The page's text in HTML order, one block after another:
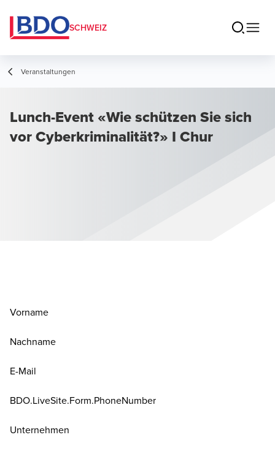
SCHWEIZ
Veranstaltungen
Lunch-Event «Wie schützen Sie sich
vor Cyberkriminalität?» I Chur
Vorname
Nachname
E-Mail
BDO.LiveSite.Form.PhoneNumber
Unternehmen